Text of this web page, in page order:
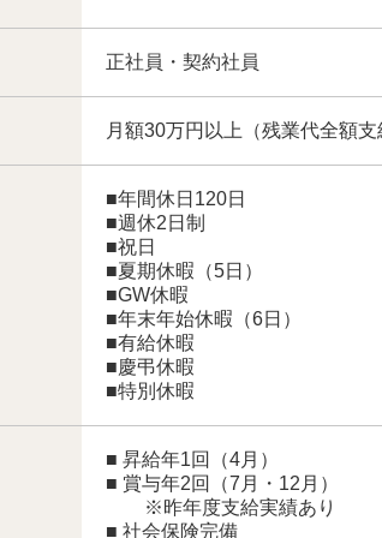
正社員・契約社員
月額30万円以上（残業代全額
■年間休日120日
■週休2日制
■祝日
■夏期休暇（5日）
■GW休暇
■年末年始休暇（6日）
■有給休暇
■慶弔休暇
■特別休暇
■ 昇給年1回（4月）
■ 賞与年2回（7月・12月）
※昨年度支給実績あり
■ 社会保険完備